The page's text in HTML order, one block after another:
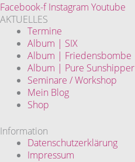
Facebook-f Instagram Youtube
AKTUELLES
Termine
Album | SIX
Album | Friedensbombe
Album | Pure Sunshipper
Seminare / Workshop
Mein Blog
Shop
Information
Datenschutzerklärung
Impressum